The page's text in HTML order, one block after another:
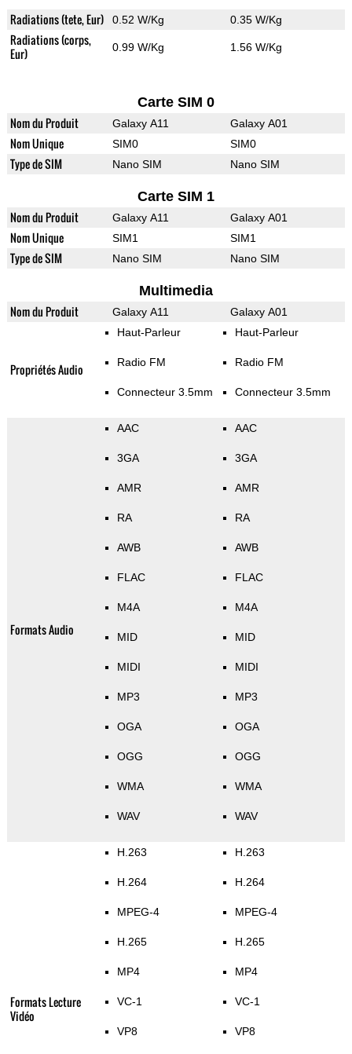
Radiations (tete, Eur) 0.52 W/Kg 0.35 W/Kg
Radiations (corps,
Eur)
0.99 W/Kg 1.56 W/Kg
Carte SIM 0
Nom du Produit Galaxy A11 Galaxy A01
Nom Unique SIM0 SIM0
Type de SIM Nano SIM Nano SIM
Carte SIM 1
Nom du Produit Galaxy A11 Galaxy A01
Nom Unique SIM1 SIM1
Type de SIM Nano SIM Nano SIM
Multimedia
Nom du Produit Galaxy A11 Galaxy A01
Propriétés Audio
Haut-Parleur
Radio FM
Connecteur 3.5mm
Haut-Parleur
Radio FM
Connecteur 3.5mm
Formats Audio
AAC
3GA
AMR
RA
AWB
FLAC
M4A
MID
MIDI
MP3
OGA
OGG
WMA
WAV
AAC
3GA
AMR
RA
AWB
FLAC
M4A
MID
MIDI
MP3
OGA
OGG
WMA
WAV
Formats Lecture
Vidéo
H.263
H.264
MPEG-4
H.265
MP4
VC-1
VP8
H.263
H.264
MPEG-4
H.265
MP4
VC-1
VP8